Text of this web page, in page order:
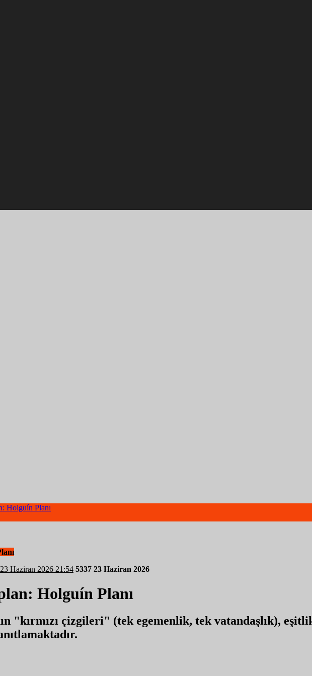
Holguín Planı
Tarihi: 23 Haziran 2026 21:54 5337 23 Haziran 2026
Holguín Planı
"kırmızı çizgileri" (tek egemenlik, tek vatandaşlık),